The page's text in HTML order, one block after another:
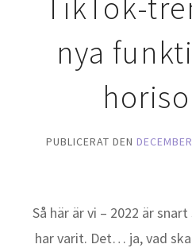
TikTok-
nya
PUBLICERAT DEN
Så här är vi – 2022 är
har varit. Det… ja, vad